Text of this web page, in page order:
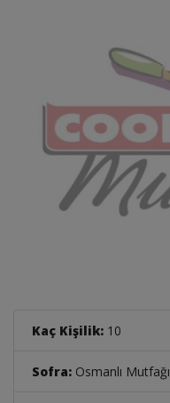
Kaç Kişilik: 10
Sofra: Osmanlı Mutfağı